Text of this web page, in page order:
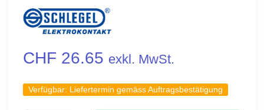
CHF 26.65 exkl. MwSt.
Verfügbar: Liefertermin gemäss Auftragsbestätigung